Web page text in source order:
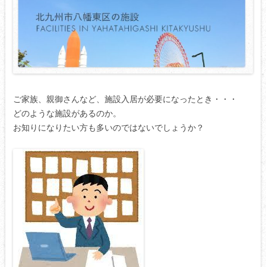
ご家族、親御さんなど、施設入居が必要になったとき・・・
どのような施設があるのか。
お知りになりたい方も多いのではないでしょうか？